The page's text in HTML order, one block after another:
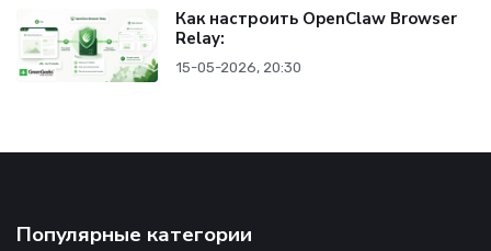
Как настроить OpenClaw Browser
Relay:
15-05-2026, 20:30
Популярные категории